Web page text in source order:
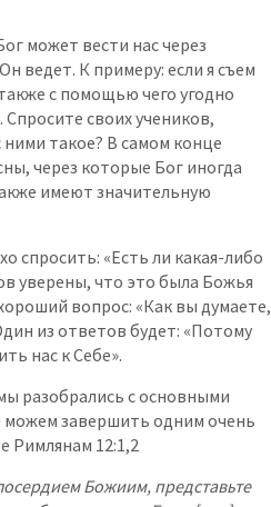
может вести нас через
ведет. К примеру: если я съем
с помощью чего угодно
своих учеников,
такое? В самом конце
через которые Бог иногда
имеют значительную
спросить: «Есть ли какая-либо
уверены, что это была Божья
вопрос: «Как вы думаете,
из ответов будет: «Потому
нас к Себе».
разобрались с основными
можем завершить одним очень
Римлянам 12:1,2
Божиим, представьте